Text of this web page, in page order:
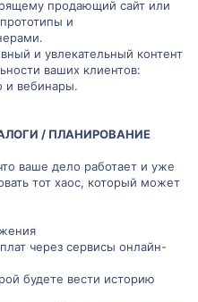
продающий сайт или
и
и увлекательный контент
ваших клиентов:
и вебинары.
/ ПЛАНИРОВАНИЕ
ваше дело работает и уже
тот хаос, который может
через сервисы онлайн-
будете вести историю